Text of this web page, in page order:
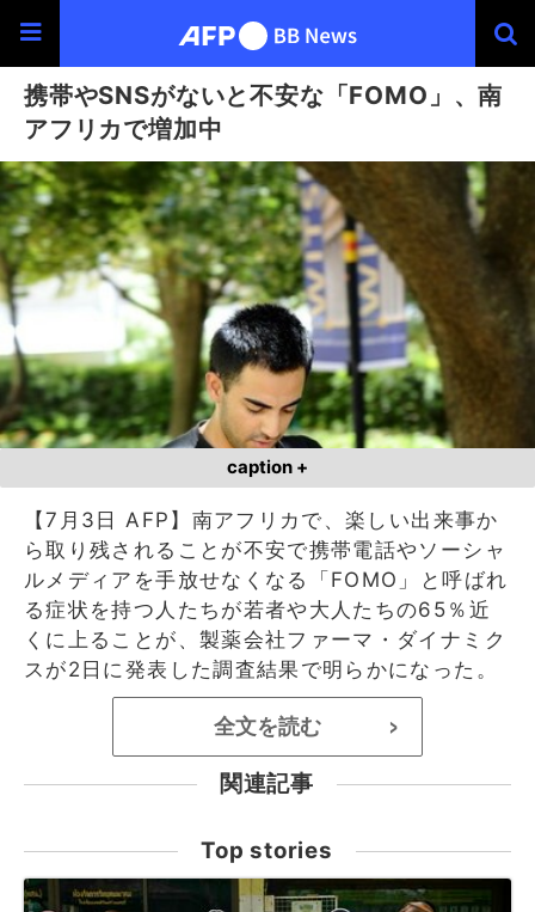
携帯やSNSがないと不安な「FOMO」、南
アフリカで増加中
caption +
【7月3日 AFP】南アフリカで、楽しい出来事か
ら取り残されることが不安で携帯電話やソーシャ
ルメディアを手放せなくなる「FOMO」と呼ばれ
る症状を持つ人たちが若者や大人たちの65％近
くに上ることが、製薬会社ファーマ・ダイナミク
スが2日に発表した調査結果で明らかになった。
全文を読む >
関連記事
Top stories